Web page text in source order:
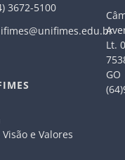
3672-5100
e Valores
Lt.
GO